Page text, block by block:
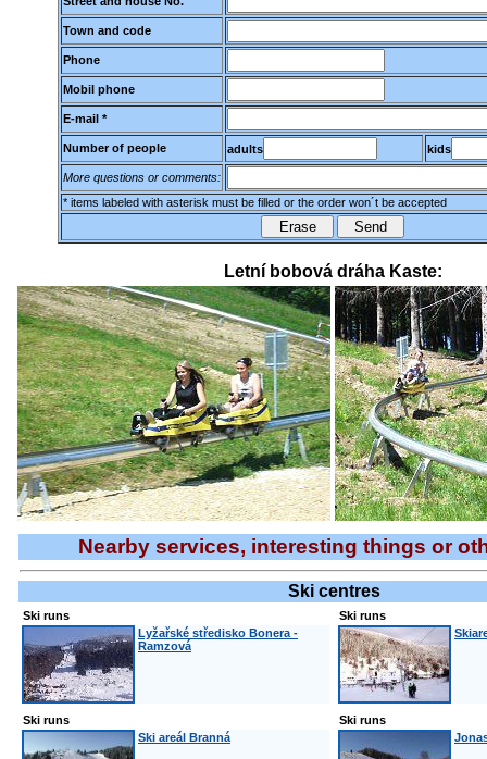
Town and code
Phone
Mobil phone
E-mail *
Number of people adults kids
More questions or comments:
* items labeled with asterisk must be filled or the order won´t be accepted
Letní bobová dráha Kaste:
Nearby services, interesting things or
Ski centres
Ski runs
Lyžařské středisko Bonera -
Ramzová
Ski runs
Ski runs
Ski areál Branná
Ski runs